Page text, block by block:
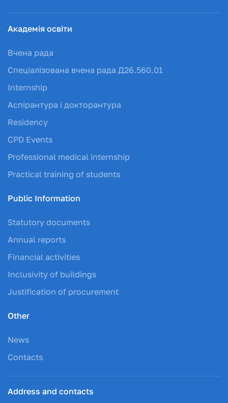
Академія освіти
Вчена рада
Спеціалізована вчена рада Д26.560.01
Internship
Аспірантура і докторантура
Residency
CPD Events
Professional medical internship
Practical training of students
Public Information
Statutory documents
Annual reports
Financial activities
Inclusivity of buildings
Justification of procurement
Other
News
Contacts
Address and contacts